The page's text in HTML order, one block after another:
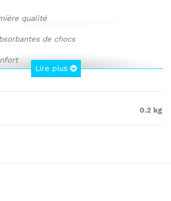
qualité
de chocs
Lire plus
0.2 kg